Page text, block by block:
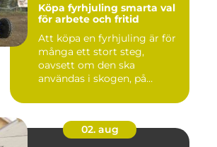
Köpa fyrhjuling smarta val
för arbete och fritid
Att köpa en fyrhjuling är för
många ett stort steg,
oavsett om den ska
användas i skogen, på
02. aug